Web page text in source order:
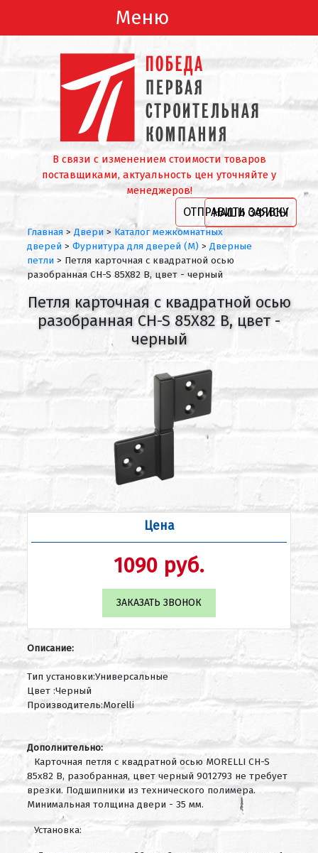
Меню
В связи с изменением стоимости товаров
поставщиками, актуальность цен уточняйте у
менеджеров!
ОТПРАВИТЬ ЗАЯВКУ
НАШИ ОФИСЫ
Главная > Двери > Каталог межкомнатных
дверей > Фурнитура для дверей (М) > Дверные
петли > Петля карточная с квадратной осью
разобранная CH-S 85X82 B, цвет - черный
Петля карточная с квадратной осью
разобранная CH-S 85X82 B, цвет -
черный
Цена
1090 руб.
ЗАКАЗАТЬ ЗВОНОК
Описание:
Тип установки:Универсальные
Цвет :Черный
Производитель:Morelli
Дополнительно:
Карточная петля с квадратной осью MORELLI CH-S
85x82 B, разобранная, цвет черный 9012793 не требует
врезки. Подшипники из технического полимера.
Минимальная толщина двери - 35 мм.
Установка: